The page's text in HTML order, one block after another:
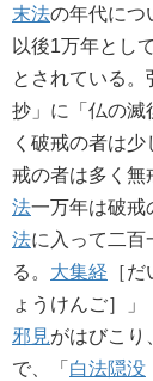
末法の年代につ
以後1万年とし
とされている。
抄」に「仏の滅
く破戒の者は少
戒の者は多く無
法一万年は破
法に入って二百
る。 大集経 ［
ょうけんご］」
邪見がはびこり
で、「 白法隠没